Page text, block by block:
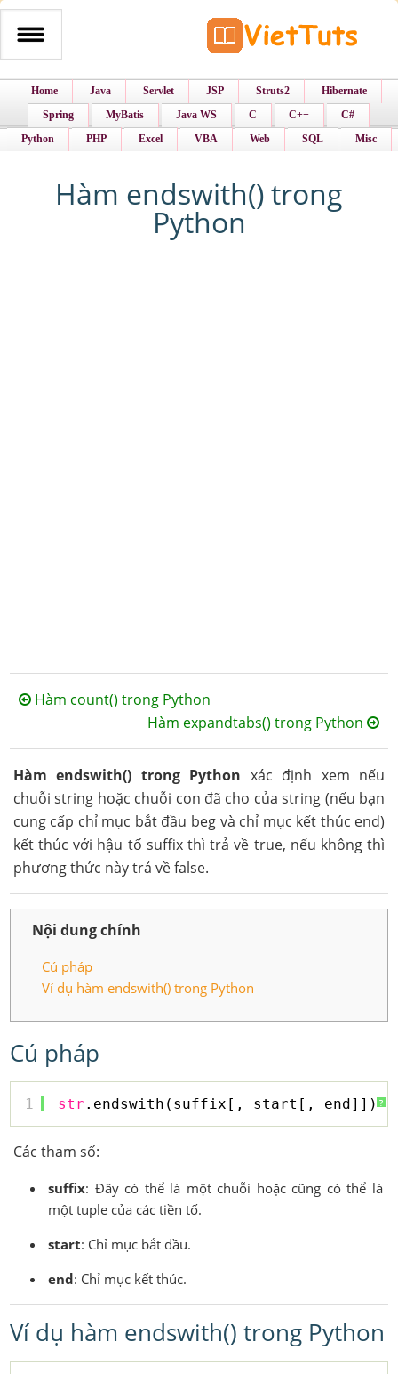
Home Java Servlet JSP Struts2
Hibernate
Spring
MyBatis Java WS C C++
C#
Python
PHP Excel VBA Web SQL Misc
Hàm endswith() trong
Python
Hàm count() trong Python
Hàm expandtabs() trong Python
Hàm endswith() trong Python xác định xem nếu
chuỗi string hoặc chuỗi con đã cho của string (nếu bạn
cung cấp chỉ mục bắt đầu beg và chỉ mục kết thúc end)
kết thúc với hậu tố suffix thì trả về true, nếu không thì
phương thức này trả về false.
Nội dung chính
Cú pháp
Ví dụ hàm endswith() trong Python
Cú pháp
?
1 str .endswith(suffix[, start[, end]])
Các tham số:
suffix: Đây có thể là một chuỗi hoặc cũng có thể là
một tuple của các tiền tố.
start: Chỉ mục bắt đầu.
end: Chỉ mục kết thúc.
Ví dụ hàm endswith() trong Python